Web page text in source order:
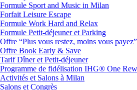
Formule Sport and Music in Milan
Forfait Leisure Escape
Formule Work Hard and Relax
Formule Petit-déjeuner et Parking
Offre “Plus vous restez, moins vous payez”
Offre Book Early & Save
Tarif Dîner et Petit-déjeuner
Programme de fidélisation IHG® One
Activités et Salons à Milan
Salons et Congrès